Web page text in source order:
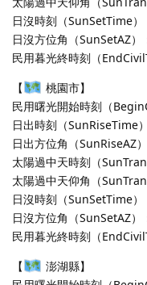
日沒時刻（SunSetTime
日沒方位角（SunSetAZ）
民用暮光終時刻（
【
桃園市】
民用曙光開始時刻（
日出時刻（SunRiseTime
日出方位角（SunRiseAZ
太陽過中天時刻（
太陽過中天仰角（
日沒時刻（SunSetTime
日沒方位角（SunSetAZ）
民用暮光終時刻（
【
澎湖縣】